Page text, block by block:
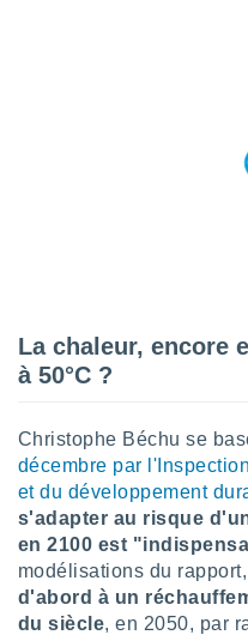
de
à
en
le
des
au
de
web.
La chaleur, encore
à 50°C ?
Christophe Béchu se
décembre par
et du développement
s'adapter au risque
en 2100 est
modélisations du
d'abord à un
du siècle, en 2050, par